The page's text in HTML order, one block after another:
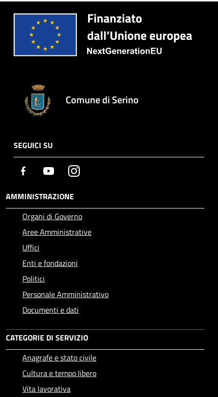
Comune di Serino
SEGUICI SU
Facebook YoutubeInstagram
AMMINISTRAZIONE
Organi di Governo
Aree Amministrative
Uffici
Enti e fondazioni
Politici
Personale Amministrativo
Documenti e dati
CATEGORIE DI SERVIZIO
Anagrafe e stato civile
Cultura e tempo libero
Vita lavorativa